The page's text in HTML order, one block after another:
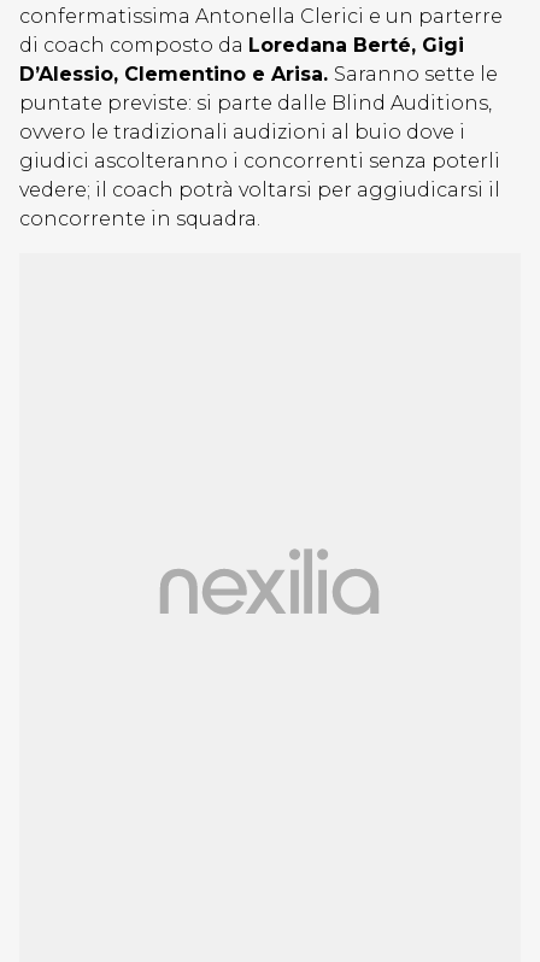
confermatissima Antonella Clerici e un parterre
di coach composto da Loredana Berté, Gigi
D’Alessio, Clementino e Arisa. Saranno sette le
puntate previste: si parte dalle Blind Auditions,
ovvero le tradizionali audizioni al buio dove i
giudici ascolteranno i concorrenti senza poterli
vedere; il coach potrà voltarsi per aggiudicarsi il
concorrente in squadra.